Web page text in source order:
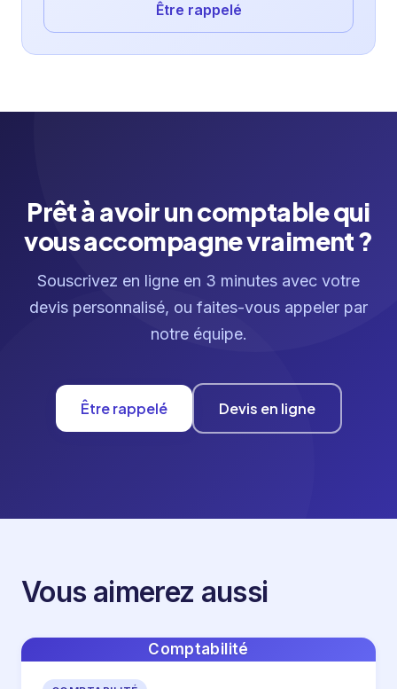
Être rappelé
Prêt à avoir un comptable qui
vous accompagne vraiment ?
Souscrivez en ligne en 3 minutes avec votre
devis personnalisé, ou faites-vous appeler par
notre équipe.
Être rappelé Devis en ligne
Vous aimerez aussi
Comptabilité